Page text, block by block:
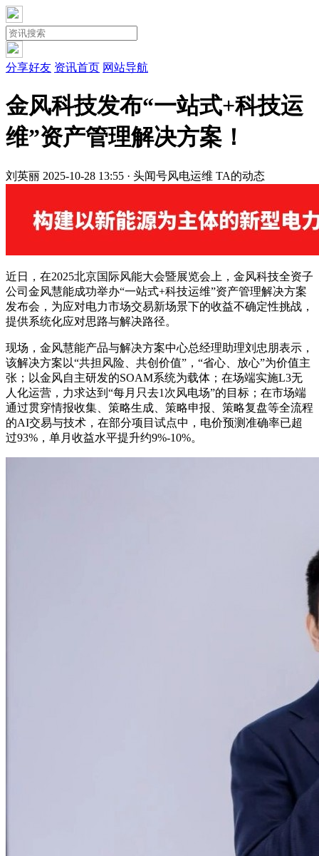
分享好友 资讯首页 网站导航
金风科技发布“一站式+科技运
维”资产管理解决方案！
刘英丽 2025-10-28 13:55 · 头闻号风电运维 TA的动态
近日，在2025北京国际风能大会暨展览会上，金风科技全资子
公司金风慧能成功举办“一站式+科技运维”资产管理解决方案
发布会，为应对电力市场交易新场景下的收益不确定性挑战，
提供系统化应对思路与解决路径。
现场，金风慧能产品与解决方案中心总经理助理刘忠朋表示，
该解决方案以“共担风险、共创价值”，“省心、放心”为价值主
张；以金风自主研发的SOAM系统为载体；在场端实施L3无
人化运营，力求达到“每月只去1次风电场”的目标；在市场端
通过贯穿情报收集、策略生成、策略申报、策略复盘等全流程
的AI交易与技术，在部分项目试点中，电价预测准确率已超
过93%，单月收益水平提升约9%-10%。